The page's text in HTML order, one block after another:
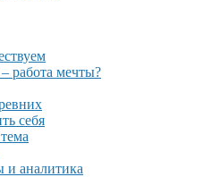
работа мечты?
себя
аналитика